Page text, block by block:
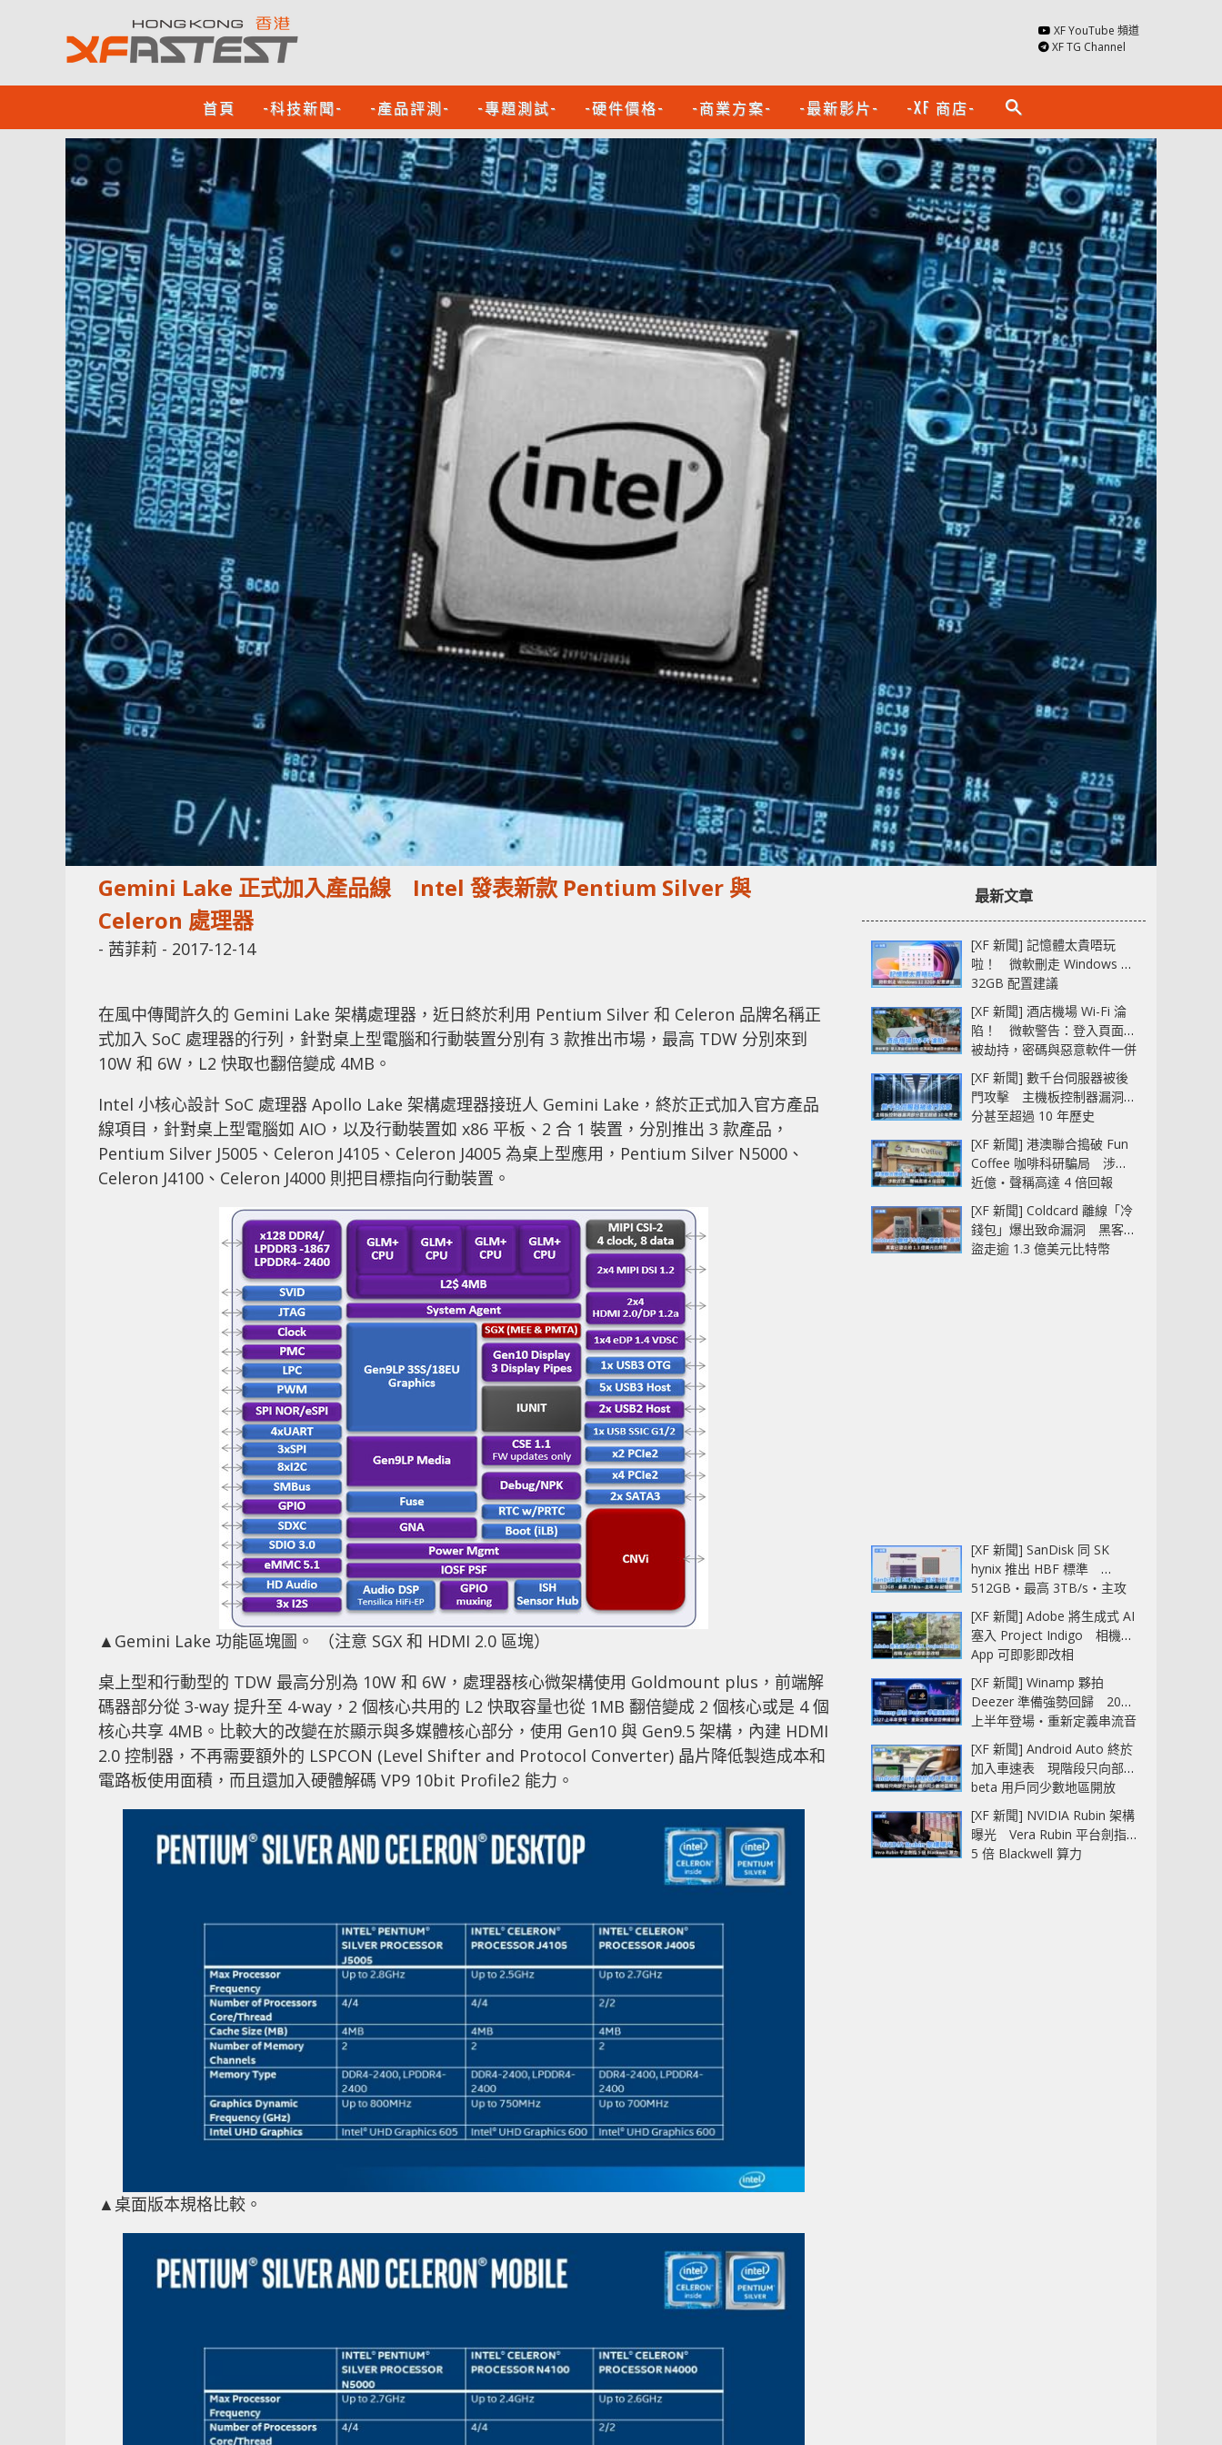
XF YouTube 頻道
XF TG Channel
首頁 -科技新聞- -產品評測- -專題測試- -硬件價格- -商業方案- -最新影片- -XF 商店- search
Gemini Lake 正式加入產品線 Intel 發表新款 Pentium Silver 與
Celeron 處理器
- 茜菲莉 - 2017-12-14
在風中傳聞許久的 Gemini Lake 架構處理器，近日終於利用 Pentium Silver 和 Celeron 品牌名稱正
式加入 SoC 處理器的行列，針對桌上型電腦和行動裝置分別有 3 款推出市場，最高 TDW 分別來到
10W 和 6W，L2 快取也翻倍變成 4MB。
Intel 小核心設計 SoC 處理器 Apollo Lake 架構處理器接班人 Gemini Lake，終於正式加入官方產品
線項目，針對桌上型電腦如 AIO，以及行動裝置如 x86 平板、2 合 1 裝置，分別推出 3 款產品，
Pentium Silver J5005、Celeron J4105、Celeron J4005 為桌上型應用，Pentium Silver N5000、
Celeron J4100、Celeron J4000 則把目標指向行動裝置。
▲Gemini Lake 功能區塊圖。 （注意 SGX 和 HDMI 2.0 區塊）
桌上型和行動型的 TDW 最高分別為 10W 和 6W，處理器核心微架構使用 Goldmount plus，前端解
碼器部分從 3-way 提升至 4-way，2 個核心共用的 L2 快取容量也從 1MB 翻倍變成 2 個核心或是 4 個
核心共享 4MB。比較大的改變在於顯示與多媒體核心部分，使用 Gen10 與 Gen9.5 架構，內建 HDMI
2.0 控制器，不再需要額外的 LSPCON (Level Shifter and Protocol Converter) 晶片降低製造成本和
電路板使用面積，而且還加入硬體解碼 VP9 10bit Profile2 能力。
▲桌面版本規格比較。
最新文章
[XF 新聞] 記憶體太貴唔玩
啦！ 微軟刪走 Windows 11
32GB 配置建議
[XF 新聞] 酒店機場 Wi-Fi 淪
陷！ 微軟警告：登入頁面可
被劫持，密碼與惡意軟件一併
中招
[XF 新聞] 數千台伺服器被後
門攻擊 主機板控制器漏洞部
分甚至超過 10 年歷史
[XF 新聞] 港澳聯合搗破 Fun
Coffee 咖啡科研騙局 涉款
近億‧聲稱高達 4 倍回報
[XF 新聞] Coldcard 離線「冷
錢包」爆出致命漏洞 黑客已
盜走逾 1.3 億美元比特幣
[XF 新聞] SanDisk 同 SK
hynix 推出 HBF 標準
512GB‧最高 3TB/s‧主攻
AI 記憶體
[XF 新聞] Adobe 將生成式 AI
塞入 Project Indigo 相機
App 可即影即改相
[XF 新聞] Winamp 夥拍
Deezer 準備強勢回歸 2027
上半年登場‧重新定義串流音
樂播放器
[XF 新聞] Android Auto 終於
加入車速表 現階段只向部分
beta 用戶同少數地區開放
[XF 新聞] NVIDIA Rubin 架構
曝光 Vera Rubin 平台劍指
5 倍 Blackwell 算力